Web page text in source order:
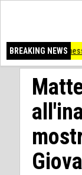
BREAKING NEWS
smesso di stare